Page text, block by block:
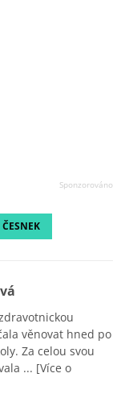
ČESNEK
věnovat hned po
Za celou svou
... [Více o